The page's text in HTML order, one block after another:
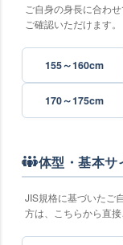
ご自身の身長に合わ
ご確認いただけます。
155～160cm
170～175cm
体型・基本サ
JIS規格に基づいたご
方は、こちらから直接